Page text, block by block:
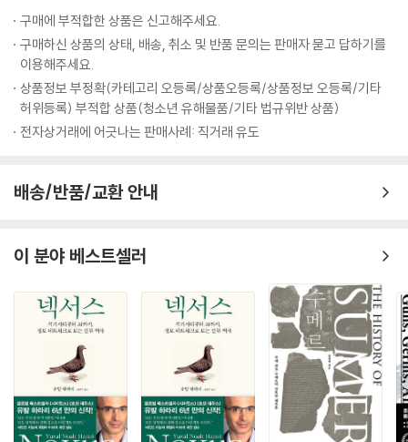
로 소개되었는데, 비주류나 통속적이라고 분류되었을 일부 문학 작품들이
한 시대와 문화를 보여 주는 예리한 단면이 되기도 하고, 유명한 작품이라
하더라도 큰 관심 없이 지나쳤을 대목들이 추에 대한 연민의 시선 아래서
빛을 발하기도 한다. 더불어 추의 이미지들과 시대별로 특징적인 추의 현
상들과 사회적 배경, 추에 대한 문화적 수용의 양상들까지 설명하는 텍스
트들이 에코의 글과 탁월한 감식안으로 한 페이지 안에 나란히 실려 있어
보다 쉽게 에코의 미학에 다가갈 수 있다.
아름답지 않으면 살아남을 수 없는 시대, 돈을 주고 아름다움을 살 수 있는
이 "예쁘지 않은 것"에서 미학은 완성된다!
구매에 부적합한 상품은 신고해주세요.
구매하신 상품의 상태, 배송, 취소 및 반품 문의는 판매자 묻고 답하기를
이용해주세요.
상품정보 부정확(카테고리 오등록/상품오등록/상품정보 오등록/기타
허위등록) 부적합 상품(청소년 유해물품/기타 법규위반 상품)
전자상거래에 어긋나는 판매사례: 직거래 유도
배송/반품/교환 안내
이 분야 베스트셀러